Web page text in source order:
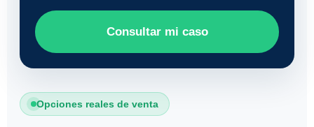
Consultar mi caso
Opciones reales de venta